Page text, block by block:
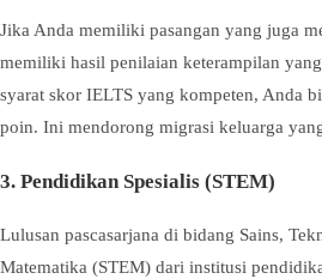
Jika Anda memiliki pasangan yang juga
memiliki hasil penilaian keterampilan
syarat skor IELTS yang kompeten, Anda
poin. Ini mendorong migrasi keluarga
3. Pendidikan Spesialis (STEM)
Lulusan pascasarjana di bidang Sains,
Matematika (STEM) dari institusi